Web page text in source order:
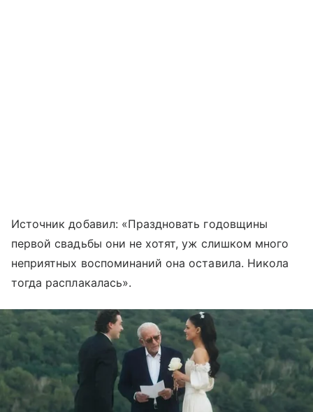
Источник добавил: «Праздновать годовщины
первой свадьбы они не хотят, уж слишком много
неприятных воспоминаний она оставила. Никола
тогда расплакалась».